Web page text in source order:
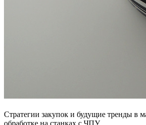
Стратегии закупок и будущие тренды в